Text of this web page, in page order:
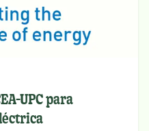
UPC para